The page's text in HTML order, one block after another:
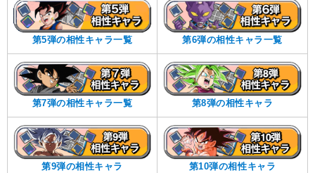
第5弾の相性キャラ一覧 第6弾の相性キャラ一覧
第7弾の相性キャラ一覧 第8弾の相性キャラ
第9弾の相性キャラ 第10弾の相性キャラ